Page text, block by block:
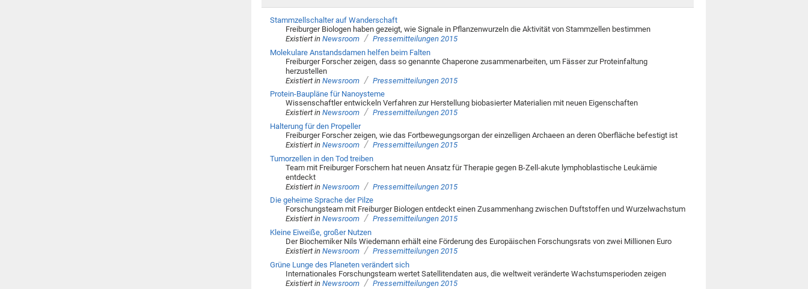
Stammzellschalter auf Wanderschaft
Freiburger Biologen haben gezeigt, wie Signale in Pflanzenwurzeln die Aktivität von Stammzellen bestimmen
Existiert in Newsroom / Pressemitteilungen 2015
Molekulare Anstandsdamen helfen beim Falten
Freiburger Forscher zeigen, dass so genannte Chaperone zusammenarbeiten, um Fässer zur Proteinfaltung
herzustellen
Existiert in Newsroom / Pressemitteilungen 2015
Protein-Baupläne für Nanoysteme
Wissenschaftler entwickeln Verfahren zur Herstellung biobasierter Materialien mit neuen Eigenschaften
Existiert in Newsroom / Pressemitteilungen 2015
Halterung für den Propeller
Freiburger Forscher zeigen, wie das Fortbewegungsorgan der einzelligen Archaeen an deren Oberfläche befestigt ist
Existiert in Newsroom / Pressemitteilungen 2015
Tumorzellen in den Tod treiben
Team mit Freiburger Forschern hat neuen Ansatz für Therapie gegen B-Zell-akute lymphoblastische Leukämie
entdeckt
Existiert in Newsroom / Pressemitteilungen 2015
Die geheime Sprache der Pilze
Forschungsteam mit Freiburger Biologen entdeckt einen Zusammenhang zwischen Duftstoffen und Wurzelwachstum
Existiert in Newsroom / Pressemitteilungen 2015
Kleine Eiweiße, großer Nutzen
Der Biochemiker Nils Wiedemann erhält eine Förderung des Europäischen Forschungsrats von zwei Millionen Euro
Existiert in Newsroom / Pressemitteilungen 2015
Grüne Lunge des Planeten verändert sich
Internationales Forschungsteam wertet Satellitendaten aus, die weltweit veränderte Wachstumsperioden zeigen
Existiert in Newsroom / Pressemitteilungen 2015